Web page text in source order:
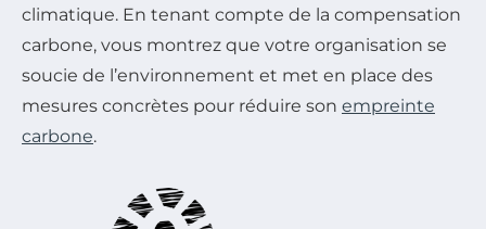
climatique. En tenant compte de la compensation
carbone, vous montrez que votre organisation se
soucie de l’environnement et met en place des
mesures concrètes pour réduire son empreinte
carbone.